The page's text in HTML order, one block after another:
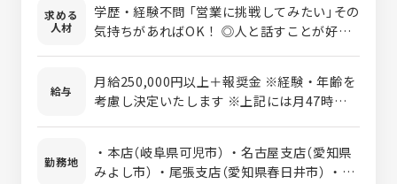
「売り込む営業」ではないため、未経験の方で
も始めやすいのが特徴です。 仕事はチームで
進めるので、知識や経験がなくても大丈夫。
先輩社員がしっかりフォローするため、業界
未経験の方や営業デビューの方も安心して働
長く働ける職場です。 ★オーナー様の約60％
がリピーター！ 経験を積むごとに、ご紹介や
求める
人材
学歴・経験不問 「営業に挑戦してみたい」その
気持ちがあればOK！ ◎⼈と話すことが好き
お客様とじっくり関係を築きたい 未経験スタ
ート多数 育児中の女性社員も多数活躍中で
す！ 特別な経験やスキルは必要ありません。
研修や先輩社員とのペア行動で営業職未経験
の方も段階的に 業務を覚えることができるの
給与
月給250,000円以上＋報奨金 ※経験・年齢を
考慮し決定いたします ※上記には月47時間の
勤務地
・本店（岐阜県可児市） ・名古屋支店（愛知県
みよし市） ・尾張支店（愛知県春日井市） ・三